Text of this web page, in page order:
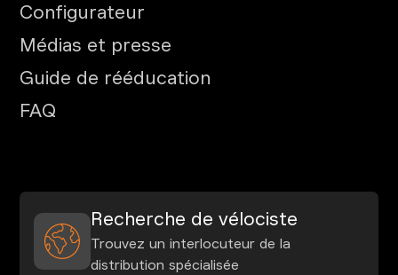
Configurateur
Médias et presse
Guide de rééducation
FAQ
Recherche de vélociste
Trouvez un interlocuteur de la
distribution spécialisée